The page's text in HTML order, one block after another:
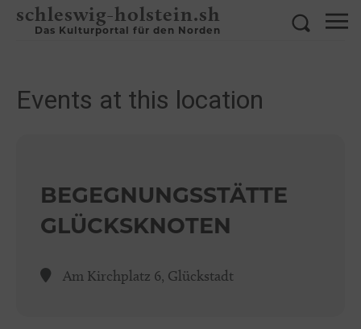
schleswig-holstein.sh
Das Kulturportal für den Norden
Events at this location
BEGEGNUNGSSTÄTTE
GLÜCKSKNOTEN
Am Kirchplatz 6, Glückstadt